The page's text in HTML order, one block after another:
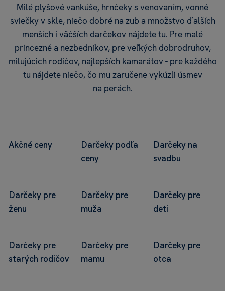
Milé plyšové vankúše, hrnčeky s venovaním, vonné
sviečky v skle, niečo dobré na zub a množstvo ďalších
menších i väčších darčekov nájdete tu. Pre malé
princezné a nezbedníkov, pre veľkých dobrodruhov,
milujúcich rodičov, najlepších kamarátov - pre každého
tu nájdete niečo, čo mu zaručene vykúzli úsmev
na perách.
Akčné ceny
Darčeky podľa
ceny
Darčeky na
svadbu
Darčeky pre
ženu
Darčeky pre
muža
Darčeky pre
deti
Darčeky pre
starých rodičov
Darčeky pre
mamu
Darčeky pre
otca